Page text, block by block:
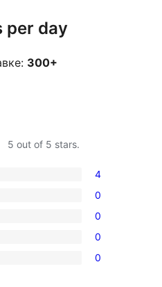
per day
300+
5 out of 5 stars.
4
0
0
0
0